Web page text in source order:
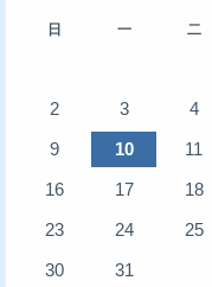
日 一 二
2
3 4
9
10 11
16
17 18
23
24 25
30
31